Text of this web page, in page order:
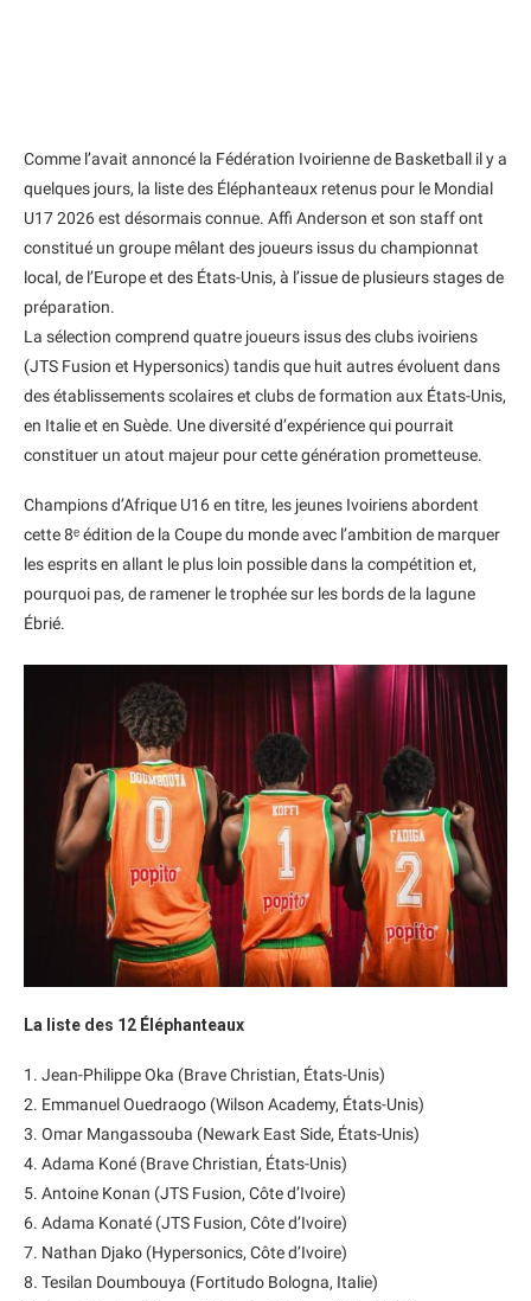
Comme l’avait annoncé la Fédération Ivoirienne de Basketball il y a
quelques jours, la liste des Éléphanteaux retenus pour le Mondial
U17 2026 est désormais connue. Affi Anderson et son staff ont
constitué un groupe mêlant des joueurs issus du championnat
local, de l’Europe et des États-Unis, à l’issue de plusieurs stages de
préparation.
La sélection comprend quatre joueurs issus des clubs ivoiriens
(JTS Fusion et Hypersonics) tandis que huit autres évoluent dans
des établissements scolaires et clubs de formation aux États-Unis,
en Italie et en Suède. Une diversité d’expérience qui pourrait
constituer un atout majeur pour cette génération prometteuse.
Champions d’Afrique U16 en titre, les jeunes Ivoiriens abordent
cette 8ᵉ édition de la Coupe du monde avec l’ambition de marquer
les esprits en allant le plus loin possible dans la compétition et,
pourquoi pas, de ramener le trophée sur les bords de la lagune
Ébrié.
La liste des 12 Éléphanteaux
1. Jean-Philippe Oka (Brave Christian, États-Unis)
2. Emmanuel Ouedraogo (Wilson Academy, États-Unis)
3. Omar Mangassouba (Newark East Side, États-Unis)
4. Adama Koné (Brave Christian, États-Unis)
5. Antoine Konan (JTS Fusion, Côte d’Ivoire)
6. Adama Konaté (JTS Fusion, Côte d’Ivoire)
7. Nathan Djako (Hypersonics, Côte d’Ivoire)
8. Tesilan Doumbouya (Fortitudo Bologna, Italie)